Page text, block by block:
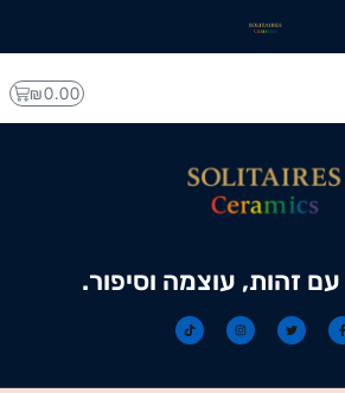
₪0.00
זהות, עוצמה וסיפור.